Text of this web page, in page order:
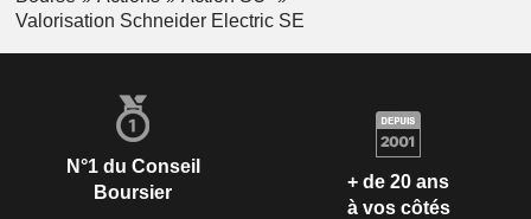
Valorisation Schneider Electric SE
N°1 du Conseil
Boursier
+ de 20 ans
à vos côtés